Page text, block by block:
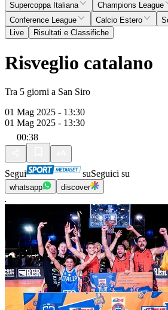
Supercoppa Italiana
Champions League
Conference League
Calcio Estero
Live
Risultati e Classifiche
Risveglio catalano
Tra 5 giorni a San Siro
01 Mag 2025 - 13:30
01 Mag 2025 - 13:30
00:38
Segui suSeguici su
whatsapp discover